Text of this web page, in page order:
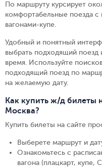
По маршруту курсирует
комфортабельные поезда с
вагонами-купе.
Удобный и понятный
выбрать подходящий поезд
время. Используйте
подходящий поезд по
на желаемую дату.
Как купить ж/д билеты
Москва?
Купить билеты на сайте
Выберете маршрут и
Ознакомьтесь с
вагона (плацкарт, купе,